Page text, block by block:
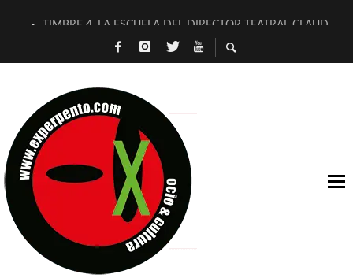
TIMBRE 4, LA ESCUELA DEL DIRECTOR TEATRAL CLAUDIO
30 AÑOS (NO ES NADA) DE LA KATARSIS DEL TOMATAZO
D’BALDOMEROS REINVENTAN [BITÁCORA 3.0] EN EXVITA
MARSHALL FLASH PRESENTA EN EXVITA [RELATIVA
JOFRE BARDAGÍ EN EXVITA INTERPRETANDO A SERRAT
YORCH PRESENTA [CURSO DE ARMONÍA PERSECUTORIA]
MAGALÍ SARE NOS EXPLICA [DESCASADA]
«NO TENGO PUTOS SUEÑOS»